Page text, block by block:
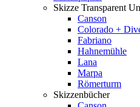
Skizze Transparent
Canson
Colorado +
Fabriano
Hahnemühle
Lana
Marpa
Römerturm
Skizzenbücher